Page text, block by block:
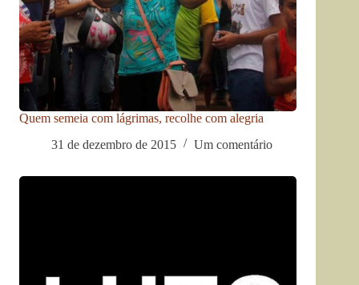
Quem semeia com lágrimas, recolhe com alegria
31 de dezembro de 2015
Um comentário